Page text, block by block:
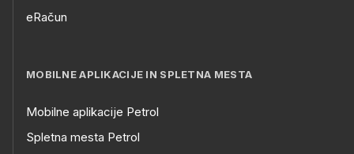
eRačun
MOBILNE APLIKACIJE IN SPLETNA MESTA
Mobilne aplikacije Petrol
Spletna mesta Petrol